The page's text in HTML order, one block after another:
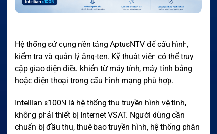
Hệ thống sử dụng nền tảng AptusNTV để cấu hình,
kiểm tra và quản lý ăng-ten. Kỹ thuật viên có thể truy
cập giao diện điều khiển từ máy tính, máy tính bảng
hoặc điện thoại trong cấu hình mạng phù hợp.
Intellian s100N là hệ thống thu truyền hình vệ tinh,
không phải thiết bị Internet VSAT. Người dùng cần
chuẩn bị đầu thu, thuê bao truyền hình, hệ thống phân